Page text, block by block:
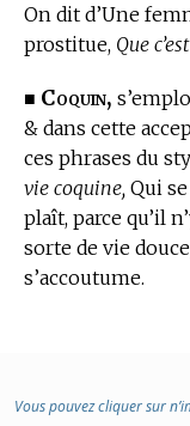
On dit d’Une
prostitue, Que
■ Coquin,
& dans cette
ces phrases du
vie coquine, Qui
plaît, parce qu’il
sorte de vie
s’accoutume.
Vous pouvez cliquer sur